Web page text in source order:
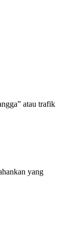
atau trafik
yang